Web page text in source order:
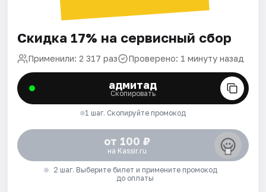
Скидка 17% на сервисный сбор
Применили: 2 317 раз Проверено: 1 минуту назад
адмитад
Скопировать
1 шаг. Скопируйте промокод
от 100 ₽
на Kassir.ru
2 шаг. Выберите билет и примените промокод
до оплаты